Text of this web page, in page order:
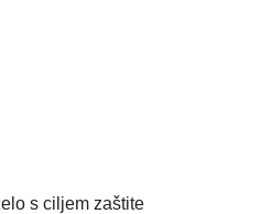
s ciljem zaštite